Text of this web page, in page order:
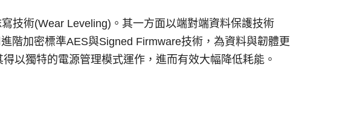
技術(Wear Leveling)。其一方面以端對端資料保護技術
階加密標準AES與Signed Firmware技術，為資料與韌體更
以獨特的電源管理模式運作，進而有效大幅降低耗能。